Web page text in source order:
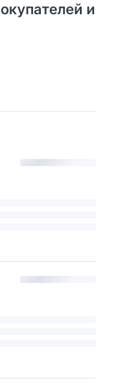
и